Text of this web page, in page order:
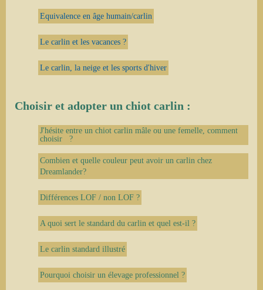
Equivalence en âge humain/carlin
Le carlin et les vacances ?
Le carlin, la neige et les sports d'hiver
Choisir et adopter un chiot carlin :
J'hésite entre un chiot carlin mâle ou une femelle, comment
choisir ?
Combien et quelle couleur peut avoir un carlin chez
Dreamlander?
Différences LOF / non LOF ?
A quoi sert le standard du carlin et quel est-il ?
Le carlin standard illustré
Pourquoi choisir un élevage professionnel ?